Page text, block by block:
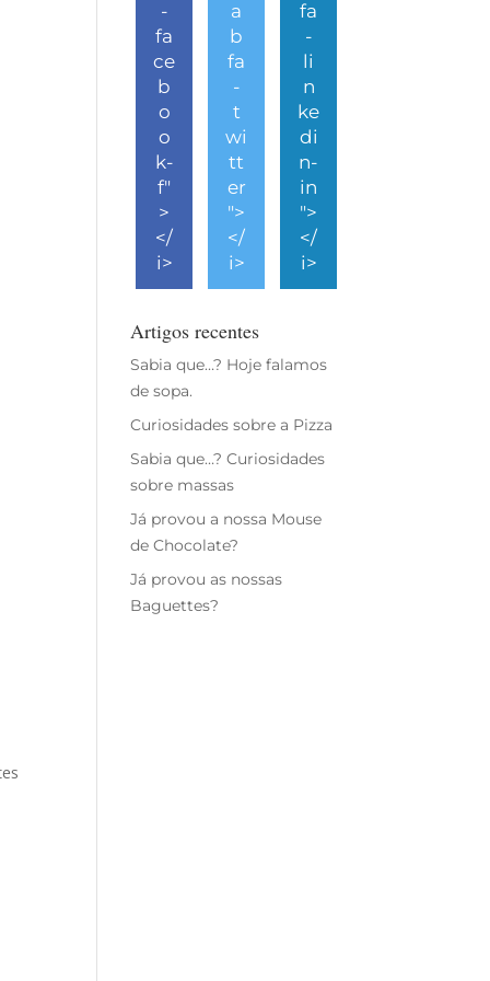
-
fa
ce
b
o
o
k-
f"
>
</
i>
a
b
fa
-
t
wi
tt
er
">
</
i>
fa
-
li
n
ke
di
n-
in
">
</
i>
Artigos recentes
Sabia que…? Hoje falamos
de sopa.
Curiosidades sobre a Pizza
Sabia que…? Curiosidades
sobre massas
Já provou a nossa Mouse
de Chocolate?
Já provou as nossas
Baguettes?